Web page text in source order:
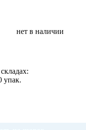
нет в наличии
упак.